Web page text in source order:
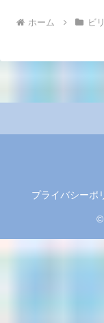
ホーム ビ
プライバシーポ
©